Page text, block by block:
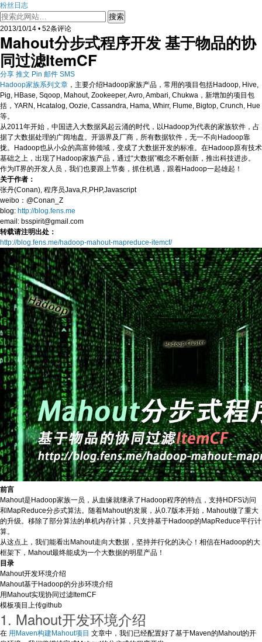
粉丝日志
2013/10/14 • 52条评论
Mahout分步式程序开发 基于物品的协
同过滤ItemCF
分享 推文 Pin 邮件 SMS
Hadoop家族系列文章 ，主要介绍Hadoop家族产品，常用的项目包括Hadoop, Hive,
Pig, HBase, Sqoop, Mahout, Zookeeper, Avro, Ambari, Chukwa，新增加的项目包
括，YARN, Hcatalog, Oozie, Cassandra, Hama, Whirr, Flume, Bigtop, Crunch, Hue
等。
从2011年开始，中国进入大数据风起云涌的时代，以Hadoop为代表的家族软件，占
据了大数据处理的广阔地盘。开源界及厂商，所有数据软件，无一不向Hadoop靠
拢。Hadoop也从小众的高富帅领域，变成了大数据开发的标准。在Hadoop原有技术
基础之上，出现了Hadoop家族产品，通过“大数据”概念不断创新，推出科技进步。
作为IT界的开发人员，我们也要跟上节奏，抓住机遇，跟着Hadoop一起雄起！
关于作者：
张丹(Conan), 程序员Java,R,PHP,Javascript
weibo：@Conan_Z
blog: http://blog.fens.me
email: bsspirit@gmail.com
转载请注明出处：
http://blog.fens.me/hadoop-mahout-mapreduce-itemcf/
前言
Mahout是Hadoop家族一员，从血缘就继承了Hadoop程序的特点，支持HDFS访问
和MapReduce分步式算法。随着Mahout的发展，从0.7版本开始，Mahout做了重大
的升级。移除了部分算法的单机内存计算，只支持基于Hadoop的MapReduce平行计
算。
从这点上，我们能看出Mahout走向大数据，坚持并行化的决心！相信在Hadoop的大
框架下，Mahout最终能成为一个大数据的明星产品！
目录
Mahout开发环境介绍
Mahout基于Hadoop的分步环境介绍
用Mahout实现协同过滤ItemCF
模板项目上传github
1. Mahout开发环境介绍
在 用Maven构建Mahout项目 文章中，我们已经配置好了基于Maven的Mahout的开